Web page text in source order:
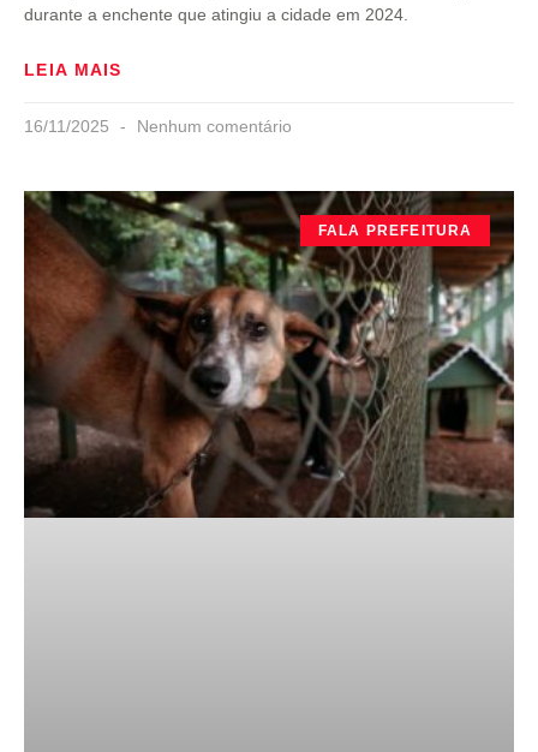
durante a enchente que atingiu a cidade em 2024.
LEIA MAIS
16/11/2025 Nenhum comentário
FALA PREFEITURA